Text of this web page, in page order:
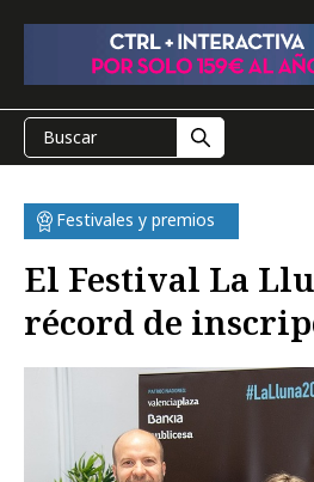
Festivales y premios
El Festival La
récord de